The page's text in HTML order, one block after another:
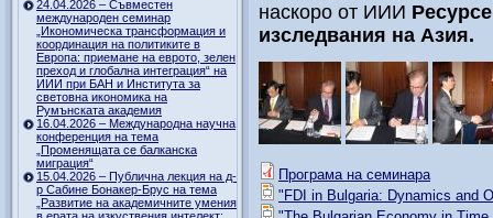
24.04.2026 – Съвместен
международен семинар
„Икономическа трансформация и
координация на политиките в
Европа: приемане на еврото, зелен
преход и глобална интеграция“ на
ИИИ при БАН и Института за
световна икономика на
Румънската академия
16.04.2026 – Международна научна
конференция на тема
„Променящата се балканска
миграция“
15.04.2026 – Публична лекция на д-
р Сабине Бонакер-Брус на тема
„Развитие на академичните умения
в ерата на изкуствения интелект:
наскоро от ИИИ
изследвания на Азия.
Програма на семинара
"FDI in Bulgaria: Dynamics and